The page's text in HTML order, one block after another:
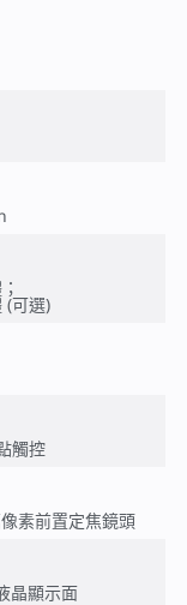
(可選)
觸控
素前置定焦鏡頭
晶顯示面